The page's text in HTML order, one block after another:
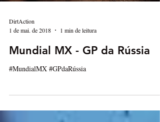
DirtAction
1 de mai. de 2018
1 min de leitura
Mundial MX - GP da Rússia
#MundialMX #GPdaRússia